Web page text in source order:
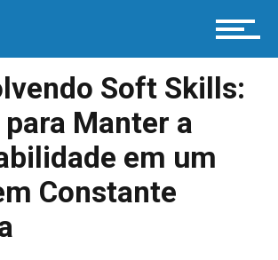
Soft Skills:
para Manter a
em um
Constante